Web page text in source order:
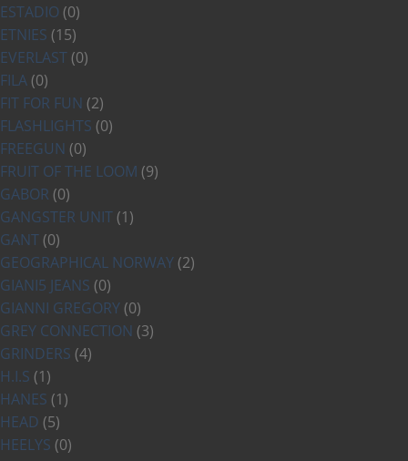
ESTADIO (0)
ETNIES (15)
EVERLAST (0)
FILA (0)
FIT FOR FUN (2)
FLASHLIGHTS (0)
FREEGUN (0)
FRUIT OF THE LOOM (9)
GABOR (0)
GANGSTER UNIT (1)
GANT (0)
GEOGRAPHICAL NORWAY (2)
GIANI5 JEANS (0)
GIANNI GREGORY (0)
GREY CONNECTION (3)
GRINDERS (4)
H.I.S (1)
HANES (1)
HEAD (5)
HEELYS (0)